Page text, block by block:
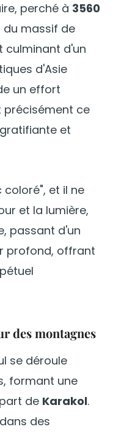
perché à 3560
massif de
culminant d'un
d'Asie
un effort
précisément ce
et
coloré", et il ne
et la lumière,
passant d'un
profond, offrant
des montagnes
se déroule
formant une
de Karakol.
des